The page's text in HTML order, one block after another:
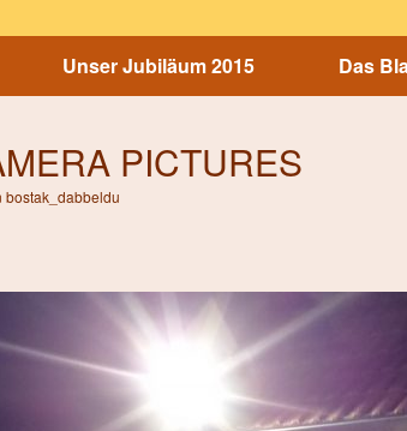
Unser Jubiläum 2015 Das
PICTURES
bostak_dabbeldu